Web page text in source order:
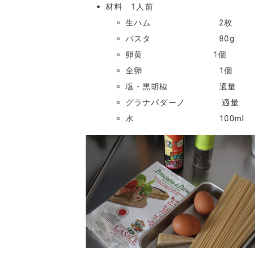
材料 1人前
生ハム 2枚
パスタ 80g
卵黄 1個
全卵 1個
塩・黒胡椒 適量
グラナパダーノ 適量
水 100ml